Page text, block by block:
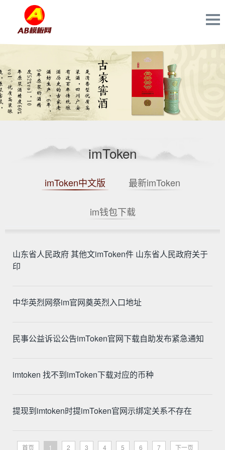
imToken
imToken中文版 最新imToken
im钱包下载
山东省人民政府 其他文imToken件 山东省人民政府关于
印
中华英烈网祭im官网奠英烈入口地址
民事公益诉讼公告imToken官网下载自助发布紧急通知
imtoken 找不到imToken下载对应的币种
提现到imtoken时提imToken官网示绑定关系不存在
首页 1 2 3 4 5 6 7 下一页